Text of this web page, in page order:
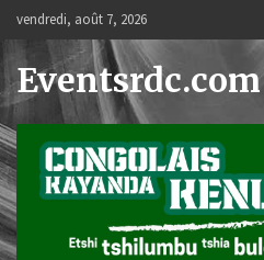
content
vendredi, août 7, 2026
Eventsrdc.com